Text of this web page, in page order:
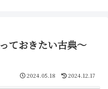
ておきたい古典～
2024.05.18 2024.12.17